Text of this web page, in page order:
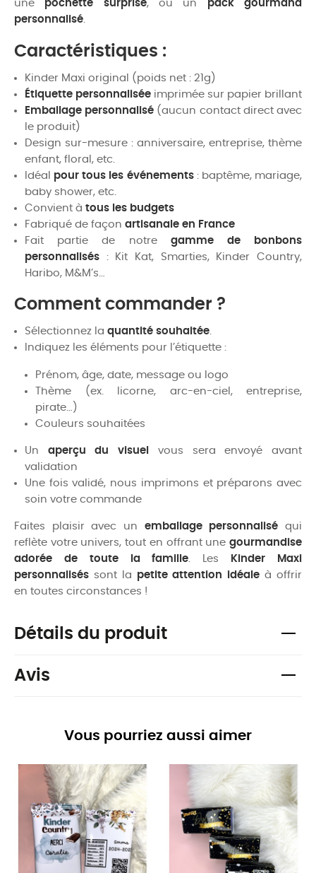
une pochette surprise, ou un
pack gourmand
personnalisé
Caractéristiques :
Kinder Maxi original (poids net : 21g)
Étiquette personnalisée imprimée sur papier brillant
Emballage personnalisé (aucun contact direct avec
le produit)
Design sur-mesure : anniversaire, entreprise, thème
enfant, floral, etc.
Idéal pour tous les événements: baptême, mariage,
baby shower, etc.
Convient à tous les budgets
Fabriqué de façon artisanale en France
Fait partie de notre gamme de bonbons
personnalisés : Kit Kat, Smarties, Kinder Country,
Haribo, M&M’s…
Comment commander ?
Sélectionnez la quantité souhaitée
Indiquez les éléments pour l’étiquette :
Prénom, âge, date, message ou logo
Thème (ex. licorne, arc-en-ciel, entreprise,
pirate…)
Couleurs souhaitées
Un aperçu du visuel
vous sera envoyé avant
validation
Une fois validé, nous imprimons et préparons avec
soin votre commande
Faites plaisir avec un emballage personnalisé qui
reflète votre univers, tout en offrant une gourmandise
adorée de toute la famille . Les
Kinder Maxi
personnalisés sont la petite attention idéale à offrir
en toutes circonstances !
Détails du produit
Avis
Vous pourriez aussi aimer